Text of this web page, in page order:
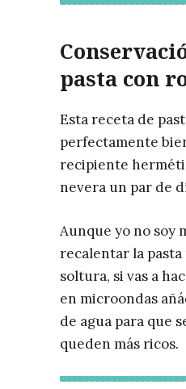
pasta con
Esta receta de
perfectamente
recipiente
nevera un par de
Aunque yo no soy
recalentar la
soltura, si vas a
en microondas
de agua para que
queden más ricos.